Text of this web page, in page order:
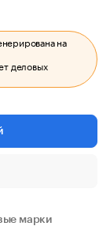
на
деловых
марки